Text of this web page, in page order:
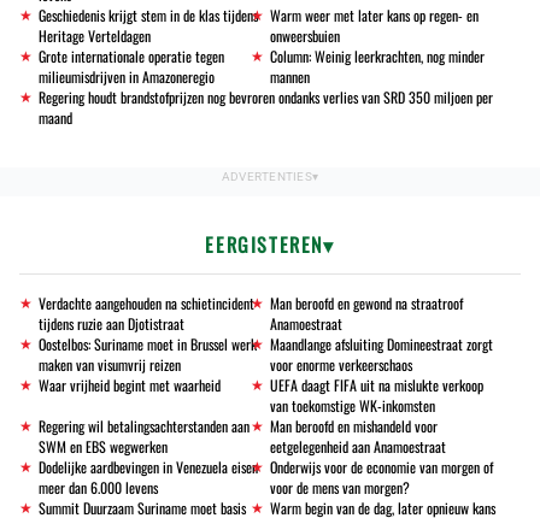
Geschiedenis krijgt stem in de klas tijdens
Heritage Verteldagen
Warm weer met later kans op regen- en
onweersbuien
Grote internationale operatie tegen
milieumisdrijven in Amazoneregio
Column: Weinig leerkrachten, nog minder
mannen
Regering houdt brandstofprijzen nog bevroren ondanks verlies van SRD 350 miljoen per
maand
EERGISTEREN
Verdachte aangehouden na schietincident
tijdens ruzie aan Djotistraat
Man beroofd en gewond na straatroof
Anamoestraat
Oostelbos: Suriname moet in Brussel werk
maken van visumvrij reizen
Maandlange afsluiting Domineestraat zorgt
voor enorme verkeerschaos
Waar vrijheid begint met waarheid
UEFA daagt FIFA uit na mislukte verkoop
van toekomstige WK-inkomsten
Regering wil betalingsachterstanden aan
SWM en EBS wegwerken
Man beroofd en mishandeld voor
eetgelegenheid aan Anamoestraat
Dodelijke aardbevingen in Venezuela eisen
meer dan 6.000 levens
Onderwijs voor de economie van morgen of
voor de mens van morgen?
Summit Duurzaam Suriname moet basis
Warm begin van de dag, later opnieuw kans